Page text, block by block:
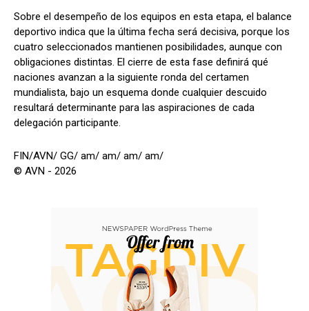
Sobre el desempeño de los equipos en esta etapa, el balance
deportivo indica que la última fecha será decisiva, porque los
cuatro seleccionados mantienen posibilidades, aunque con
obligaciones distintas. El cierre de esta fase definirá qué
naciones avanzan a la siguiente ronda del certamen
mundialista, bajo un esquema donde cualquier descuido
resultará determinante para las aspiraciones de cada
delegación participante.
FIN/AVN/ GG/ am/ am/ am/ am/
© AVN - 2026